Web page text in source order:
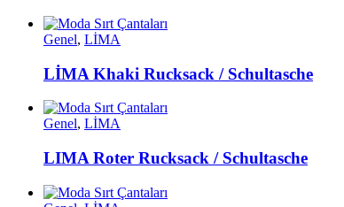
Genel, LİMA
LİMA Khaki Rucksack / Schultasche
Genel, LİMA
LIMA Roter Rucksack / Schultasche